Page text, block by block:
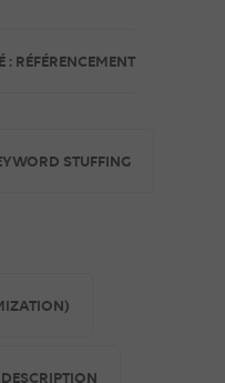
: RÉFÉRENCEMENT
STUFFING